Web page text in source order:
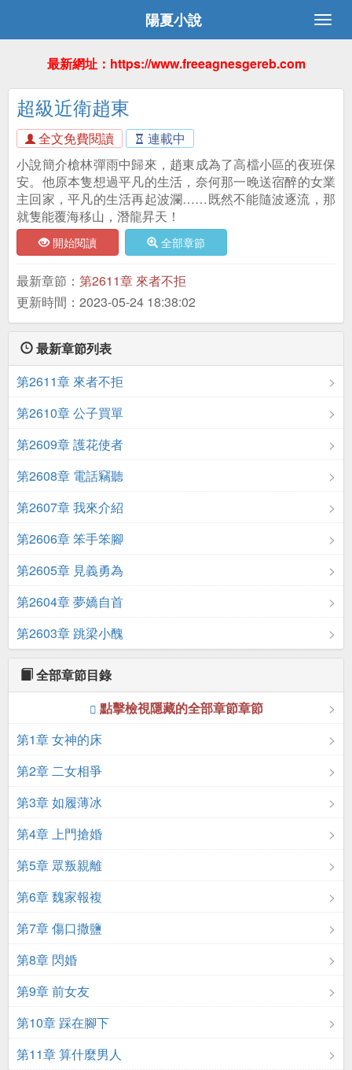
陽夏小說
最新網址：https://www.freeagnesgereb.com
超級近衛趙東
全文免費閱讀
連載中
小說簡介槍林彈雨中歸來，趙東成為了高檔小區的夜班保
安。他原本隻想過平凡的生活，奈何那一晚送宿醉的女業
主回家，平凡的生活再起波瀾……既然不能隨波逐流，那
就隻能覆海移山，潛龍昇天！
開始閱讀 全部章節
最新章節： 第2611章 來者不拒
更新時間：2023-05-24 18:38:02
最新章節列表
第2611章 來者不拒
第2610章 公子買單
第2609章 護花使者
第2608章 電話竊聽
第2607章 我來介紹
第2606章 笨手笨腳
第2605章 見義勇為
第2604章 夢嬌自首
第2603章 跳梁小醜
全部章節目錄
點擊檢視隱藏的全部章節章節
第1章 女神的床
第2章 二女相爭
第3章 如履薄冰
第4章 上門搶婚
第5章 眾叛親離
第6章 魏家報複
第7章 傷口撒鹽
第8章 閃婚
第9章 前女友
第10章 踩在腳下
第11章 算什麼男人